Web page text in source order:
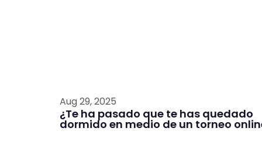
Aug 29, 2025
¿Te ha pasado que te has quedado
dormido en medio de un torneo